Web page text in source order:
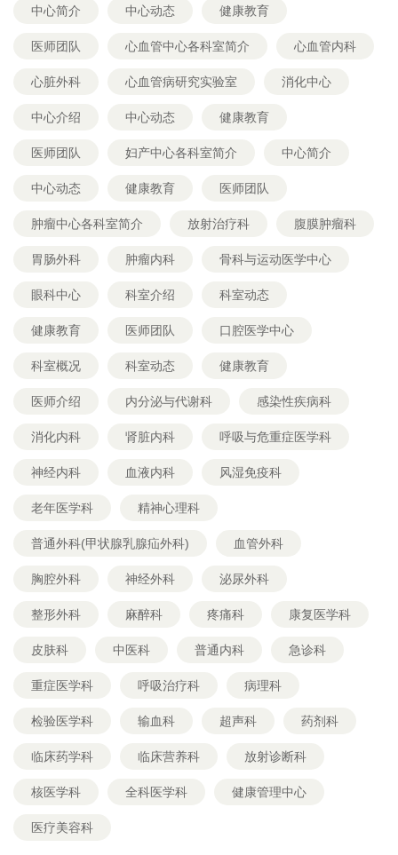
中心简介 中心动态 健康教育
医师团队 心血管中心各科室简介 心血管内科
心脏外科 心血管病研究实验室 消化中心
中心介绍 中心动态 健康教育
医师团队 妇产中心各科室简介 中心简介
中心动态 健康教育 医师团队
肿瘤中心各科室简介 放射治疗科 腹膜肿瘤科
胃肠外科 肿瘤内科 骨科与运动医学中心
眼科中心 科室介绍 科室动态
健康教育 医师团队 口腔医学中心
科室概况 科室动态 健康教育
医师介绍 内分泌与代谢科 感染性疾病科
消化内科 肾脏内科 呼吸与危重症医学科
神经内科 血液内科 风湿免疫科
老年医学科 精神心理科
普通外科(甲状腺乳腺疝外科) 血管外科
胸腔外科 神经外科 泌尿外科
整形外科 麻醉科 疼痛科 康复医学科
皮肤科 中医科 普通内科 急诊科
重症医学科 呼吸治疗科 病理科
检验医学科 输血科 超声科 药剂科
临床药学科 临床营养科 放射诊断科
核医学科 全科医学科 健康管理中心
医疗美容科